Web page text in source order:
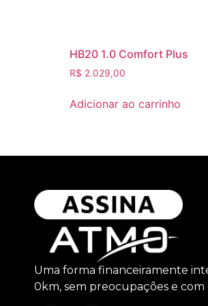
HB20 1.0 Comfort Plus
R$ 2.029,00
Adicionar ao carrinho
Uma forma financeiramente
0km, sem preocupações e com